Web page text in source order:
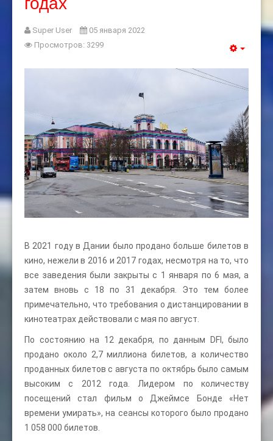
Super User
05 января 2022
Просмотров: 3299
В 2021 году в Дании было продано больше билетов в
кино, нежели в 2016 и 2017 годах, несмотря на то, что
все заведения были закрыты с 1 января по 6 мая, а
затем вновь с 18 по 31 декабря. Это тем более
примечательно, что требования о дистанцировании в
кинотеатрах действовали с мая по август.
По состоянию на 12 декабря, по данным DFI, было
продано около 2,7 миллиона билетов, а количество
проданных билетов с августа по октябрь было самым
высоким с 2012 года. Лидером по количеству
посещений стал фильм о Джеймсе Бонде «Нет
времени умирать», на сеансы которого было продано
1 058 000 билетов.